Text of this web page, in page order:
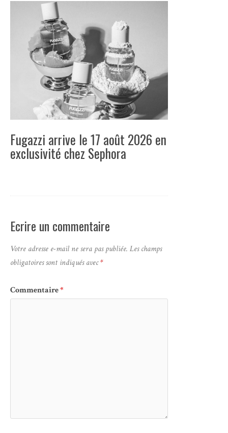
Fugazzi arrive le 17 août 2026 en
exclusivité chez Sephora
Ecrire un commentaire
Votre adresse e-mail ne sera pas publiée. Les champs
obligatoires sont indiqués avec*
Commentaire*